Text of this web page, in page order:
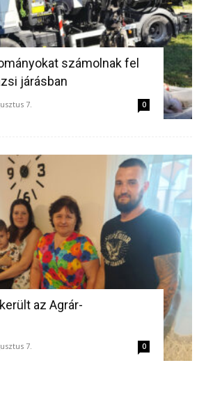
számolnak fel
járásban
7. 0
az Agrár-
7. 0